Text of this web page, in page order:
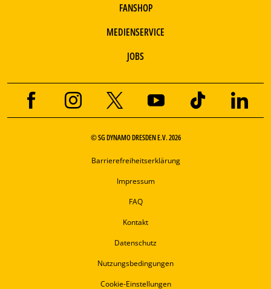
FANSHOP
MEDIENSERVICE
JOBS
© SG DYNAMO DRESDEN E.V. 2026
Barrierefreiheitserklärung
Impressum
FAQ
Kontakt
Datenschutz
Nutzungsbedingungen
Cookie-Einstellungen